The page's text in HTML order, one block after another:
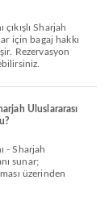
için bagaj hakkı
Rezervasyon
Uluslararası
sunar;
üzerinden